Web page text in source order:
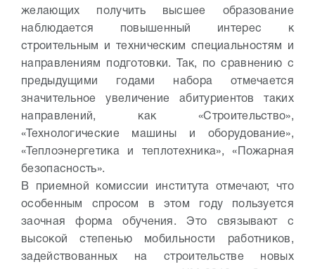
желающих получить высшее образование
наблюдается повышенный интерес к
строительным и техническим специальностям и
направлениям подготовки. Так, по сравнению с
предыдущими годами набора отмечается
значительное увеличение абитуриентов таких
направлений, как «Строительство»,
«Технологические машины и оборудование»,
«Теплоэнергетика и теплотехника», «Пожарная
безопасность».
В приемной комиссии института отмечают, что
особенным спросом в этом году пользуется
заочная форма обучения. Это связывают с
высокой степенью мобильности работников,
задействованных на строительстве новых